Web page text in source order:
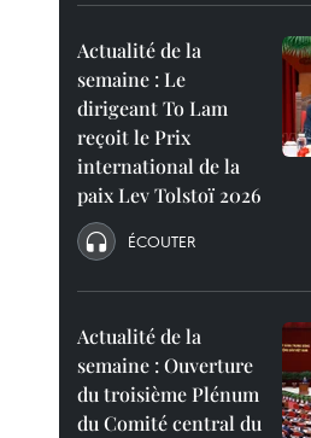
Actualité de la
semaine : Le
dirigeant To Lam
reçoit le Prix
international de la
paix Lev Tolstoï 2026
ÉCOUTER
Actualité de la
semaine : Ouverture
du troisième Plénum
du Comité central du